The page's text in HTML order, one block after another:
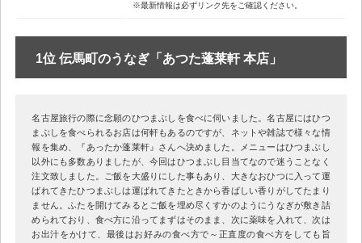
※最新情報は必ずリンク先をご確認ください。
1位 伝馬町のうなぎ「あつた蓬莱軒 本店」
名古屋旅行の際に念願のひつまぶしを食べに伺いました。名古屋にはひつ
まぶしを食べられるお店は何軒もあるのですが、ネットや雑誌で様々な情
報を集め、『あったか蓬莱軒』さんへ決めました。メニューはひつまぶし
以外にも多数ありましたが、今回はひつまぶし目当てなので迷うことなく
注文致しました。ご飯を大盛りにした事もあり、大きなおひつに入って運
ばれてきたひつまぶしは運ばれてきたときから香ばしい香りがしてたまり
ません。ふたを開けてみるとご飯を埋め尽くすかのようにうなぎが敷き詰
められており、食べ方に沿ってまずはそのまま、次に薬味を入れて、次は
お出汁をかけて、最後はお好みの食べ方で～正直度の食べ方をしても旨